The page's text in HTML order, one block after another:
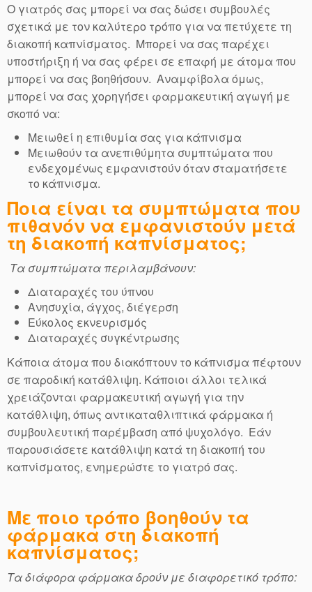
Ο γιατρός σας μπορεί να σας δώσει συμβουλές
σχετικά με τον καλύτερο τρόπο για να πετύχετε τη
διακοπή καπνίσματος. Μπορεί να σας παρέχει
υποστήριξη ή να σας φέρει σε επαφή με άτομα που
μπορεί να σας βοηθήσουν. Αναμφίβολα όμως,
μπορεί να σας χορηγήσει φαρμακευτική αγωγή με
σκοπό να:
Μειωθεί η επιθυμία σας για κάπνισμα
Μειωθούν τα ανεπιθύμητα συμπτώματα που
ενδεχομένως εμφανιστούν όταν σταματήσετε
το κάπνισμα.
Ποια είναι τα συμπτώματα που
πιθανόν να εμφανιστούν μετά
τη διακοπή καπνίσματος;
Τα συμπτώματα περιλαμβάνουν:
Διαταραχές του ύπνου
Ανησυχία, άγχος, διέγερση
Εύκολος εκνευρισμός
Διαταραχές συγκέντρωσης
Κάποια άτομα που διακόπτουν το κάπνισμα πέφτουν
σε παροδική κατάθλιψη. Κάποιοι άλλοι τελικά
χρειάζονται φαρμακευτική αγωγή για την
κατάθλιψη, όπως αντικαταθλιπτικά φάρμακα ή
συμβουλευτική παρέμβαση από ψυχολόγο. Εάν
παρουσιάσετε κατάθλιψη κατά τη διακοπή του
καπνίσματος, ενημερώστε το γιατρό σας.
Με ποιο τρόπο βοηθούν τα
φάρμακα στη διακοπή
καπνίσματος;
Τα διάφορα φάρμακα δρούν με διαφορετικό τρόπο: